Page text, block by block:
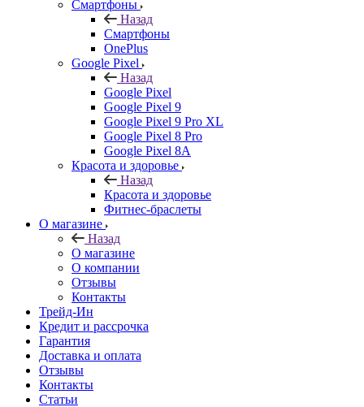
Смартфоны
Назад
Смартфоны
OnePlus
Google Pixel
Назад
Google Pixel
Google Pixel 9
Google Pixel 9 Pro XL
Google Pixel 8 Pro
Google Pixel 8A
Красота и здоровье
Назад
Красота и здоровье
Фитнес-браслеты
О магазине
Назад
О магазине
О компании
Отзывы
Контакты
Трейд-Ин
Кредит и рассрочка
Гарантия
Доставка и оплата
Отзывы
Контакты
Статьи